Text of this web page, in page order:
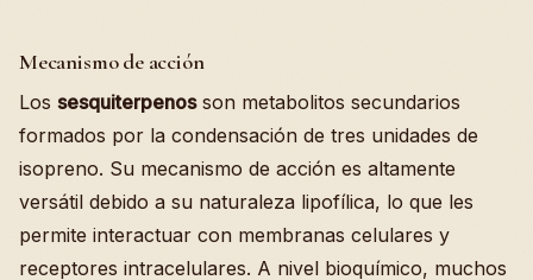
Mecanismo de acción
Los sesquiterpenosson metabolitos secundarios
formados por la condensación de tres unidades de
isopreno. Su mecanismo de acción es altamente
versátil debido a su naturaleza lipofílica, lo que les
permite interactuar con membranas celulares y
receptores intracelulares. A nivel bioquímico, muchos